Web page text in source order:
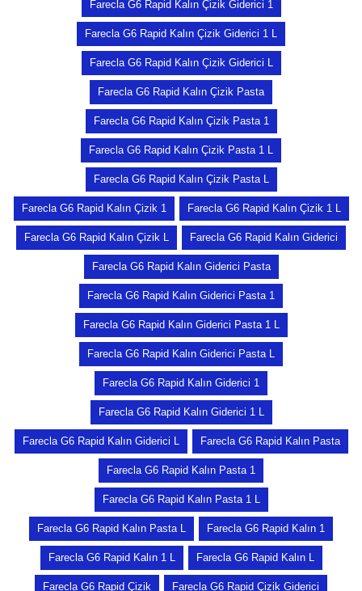
Farecla G6 Rapid Kalın Çizik Giderici 1
Farecla G6 Rapid Kalın Çizik Giderici 1 L
Farecla G6 Rapid Kalın Çizik Giderici L
Farecla G6 Rapid Kalın Çizik Pasta
Farecla G6 Rapid Kalın Çizik Pasta 1
Farecla G6 Rapid Kalın Çizik Pasta 1 L
Farecla G6 Rapid Kalın Çizik Pasta L
Farecla G6 Rapid Kalın Çizik 1 Farecla G6 Rapid Kalın Çizik 1 L
Farecla G6 Rapid Kalın Çizik L Farecla G6 Rapid Kalın Giderici
Farecla G6 Rapid Kalın Giderici Pasta
Farecla G6 Rapid Kalın Giderici Pasta 1
Farecla G6 Rapid Kalın Giderici Pasta 1 L
Farecla G6 Rapid Kalın Giderici Pasta L
Farecla G6 Rapid Kalın Giderici 1
Farecla G6 Rapid Kalın Giderici 1 L
Farecla G6 Rapid Kalın Giderici L Farecla G6 Rapid Kalın Pasta
Farecla G6 Rapid Kalın Pasta 1
Farecla G6 Rapid Kalın Pasta 1 L
Farecla G6 Rapid Kalın Pasta L Farecla G6 Rapid Kalın 1
Farecla G6 Rapid Kalın 1 L Farecla G6 Rapid Kalın L
Farecla G6 Rapid Çizik Farecla G6 Rapid Çizik Giderici